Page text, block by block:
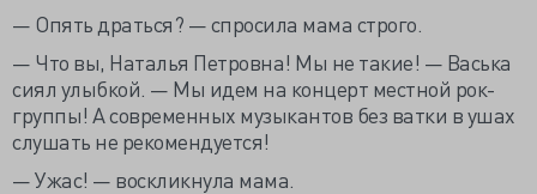
— Опять драться? — спросила мама строго.
— Что вы, Наталья Петровна! Мы не такие! — Васька
сиял улыбкой. — Мы идем на концерт местной рок-
группы! А современных музыкантов без ватки в ушах
слушать не рекомендуется!
— Ужас! — воскликнула мама.